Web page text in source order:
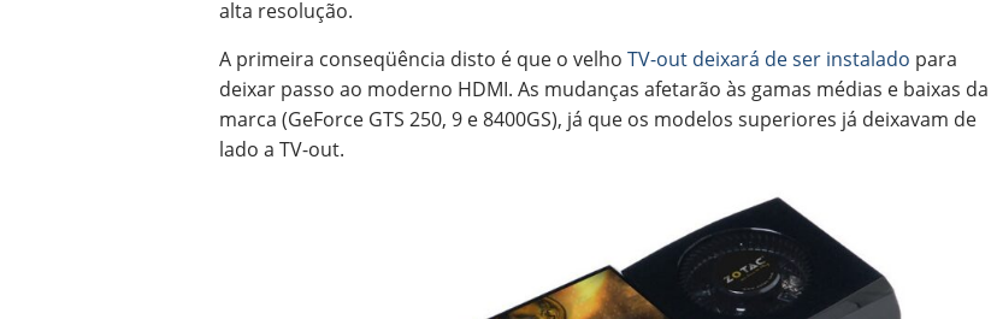
alta resolução.
A primeira conseqüência disto é que o velho TV-out deixará de ser instalado para
deixar passo ao moderno HDMI. As mudanças afetarão às gamas médias e baixas da
marca (GeForce GTS 250, 9 e 8400GS), já que os modelos superiores já deixavam de
lado a TV-out.